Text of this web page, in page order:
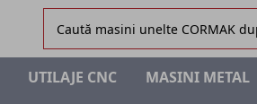
UTILAJE CNC MASINI METAL